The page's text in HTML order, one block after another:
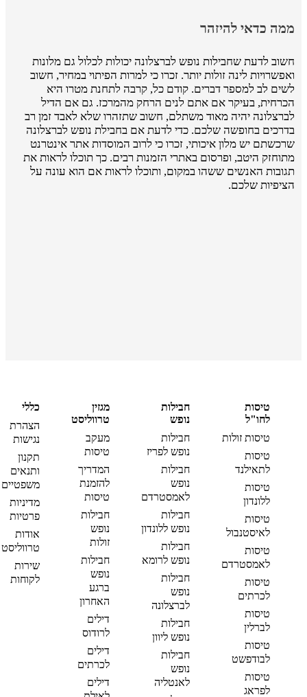
ממה כדאי להיזהר
חשוב לדעת שחבילות נופש לברצלונה יכולות לכלול גם מלונות
ואפשרויות לינה זולות יותר. זכרו כי למרות הפיתוי במחיר, חשוב
לשים לב למספר דברים. קודם כל, קרבה לתחנת מטרו היא
הכרחית, בעיקר אם אתם לנים הרחק מהמרכז. גם אם הדיל
לברצלונה יהיה מאוד משתלם, חשוב שתזהרו שלא לאבד זמן רב
בדרכים בחופשה שלכם. כדי לדעת אם בחבילת נופש לברצלונה
שרכשתם יש מלון איכותי, זכרו כי לרוב המוסדות אתר אינטרנט
מתוחזק היטב, ופרסום באתרי הזמנות רבים. כך תוכלו לראות את
תגובות האנשים ששהו במקום, ותוכלו לראות אם הוא עונה על
הציפיות שלכם.
טיסות
לחו"ל
טיסות זולות
טיסות
לתאילנד
טיסות
ללונדון
טיסות
לאיסטנבול
טיסות
לאמסטרדם
טיסות
לכרתים
טיסות
לברלין
טיסות
לבודפשט
טיסות
לפראג
חבילות
נופש
חבילות
נופש לפריז
חבילות
נופש
לאמסטרדם
חבילות
נופש ללונדון
חבילות
נופש לרומא
חבילות
נופש
לברצלונה
חבילות
נופש ליוון
חבילות
נופש
לאנטליה
מגזין
טרווליסט
מעקב
טיסות
המדריך
להזמנת
טיסות
חבילות
נופש
זולות
חבילות
נופש
ברגע
האחרון
דילים
לרודוס
דילים
לכרתים
דילים
כללי
הצהרת
נגישות
תקנון
ותנאים
משפטיים
מדיניות
פרטיות
אודות
טרווליסט
שירות
לקוחות